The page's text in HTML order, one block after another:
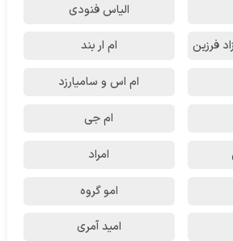
الیاس فنودی
فرزین ام‌ ار بند
ام اس و سامیارزد
ام جی
امراد
امو گروه
امید آمری